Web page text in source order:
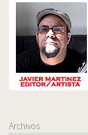
Archivos